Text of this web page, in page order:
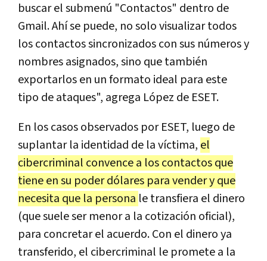
buscar el submenú "Contactos" dentro de
Gmail. Ahí se puede, no solo visualizar todos
los contactos sincronizados con sus números y
nombres asignados, sino que también
exportarlos en un formato ideal para este
tipo de ataques", agrega López de ESET.
En los casos observados por ESET, luego de
suplantar la identidad de la víctima, el
cibercriminal convence a los contactos que
tiene en su poder dólares para vender y que
necesita que la persona le transfiera el dinero
(que suele ser menor a la cotización oficial),
para concretar el acuerdo. Con el dinero ya
transferido, el cibercriminal le promete a la